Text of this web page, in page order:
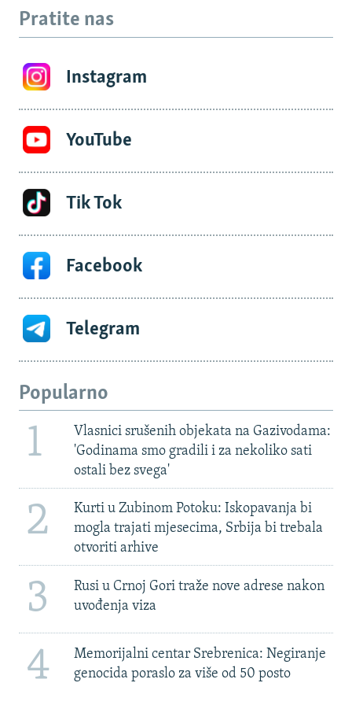
Pratite nas
Instagram
YouTube
Tik Tok
Facebook
Telegram
Popularno
1
Vlasnici srušenih objekata na Gazivodama:
'Godinama smo gradili i za nekoliko sati
ostali bez svega'
2
Kurti u Zubinom Potoku: Iskopavanja bi
mogla trajati mjesecima, Srbija bi trebala
otvoriti arhive
3
Rusi u Crnoj Gori traže nove adrese nakon
uvođenja viza
4
Memorijalni centar Srebrenica: Negiranje
genocida poraslo za više od 50 posto